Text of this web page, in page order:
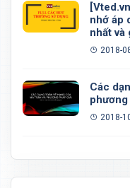
nhớ áp
nhất và
2018-
Các
2018-